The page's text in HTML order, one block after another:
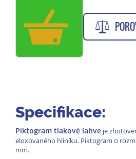
Specifikace:
Piktogram tlakové lahve je
eloxovaného hliníku. Piktogram o
mm.